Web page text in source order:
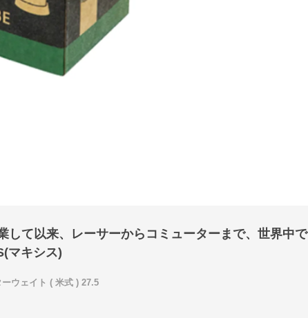
して以来、レーサーからコミューターまで、世界中で
マキシス)
ウェイト ( 米式 ) 27.5